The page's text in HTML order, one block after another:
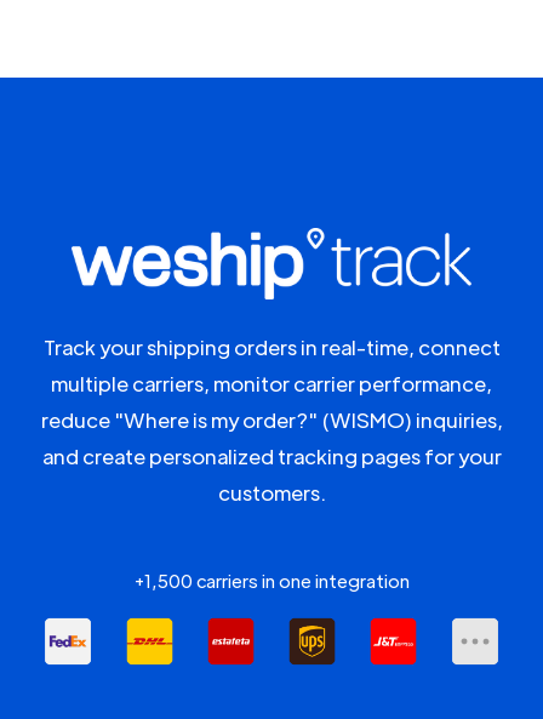
Track your shipping orders in real-time, connect
multiple carriers, monitor carrier performance,
reduce "Where is my order?" (WISMO) inquiries,
and create personalized tracking pages for your
customers.
+1,500 carriers in one integration